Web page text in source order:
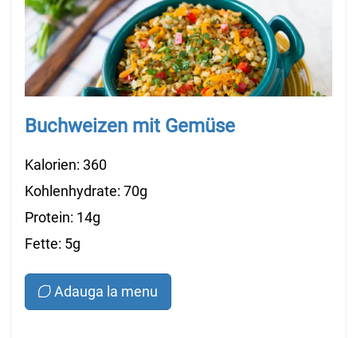
Buchweizen mit Gemüse
Kalorien: 360
Kohlenhydrate: 70g
Protein: 14g
Fette: 5g
Adauga la menu